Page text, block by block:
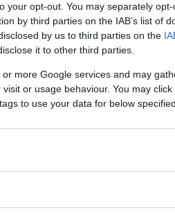
your opt-out. You may separately
by third parties on the IAB’s list of
by us to third parties on the
it to other third parties.
more Google services and may
or usage behaviour. You may
to use your data for below
det pengar som kommer nu och
årligen. Vi måste titta på alla
behöver stiga lika mycket
Simon Henriksson